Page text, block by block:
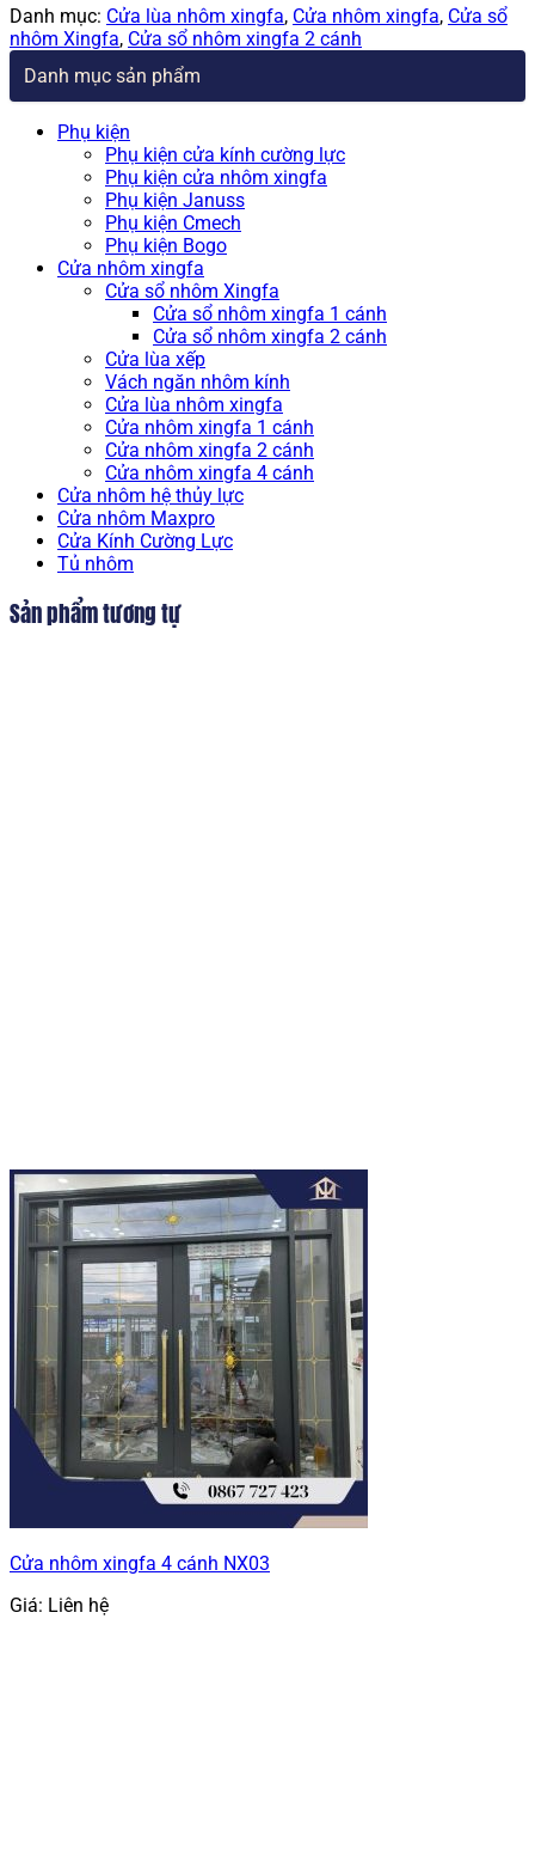
lùa
2
cánh
nhôm
xingfa
Danh mục: Cửa lùa nhôm xingfa, Cửa nhôm xingfa, Cửa sổ
nhôm Xingfa, Cửa sổ nhôm xingfa 2 cánh
Danh mục sản phẩm
Phụ kiện
Phụ kiện cửa kính cường lực
Phụ kiện cửa nhôm xingfa
Phụ kiện Januss
Phụ kiện Cmech
Phụ kiện Bogo
Cửa nhôm xingfa
Cửa sổ nhôm Xingfa
Cửa sổ nhôm xingfa 1 cánh
Cửa sổ nhôm xingfa 2 cánh
Cửa lùa xếp
Vách ngăn nhôm kính
Cửa lùa nhôm xingfa
Cửa nhôm xingfa 1 cánh
Cửa nhôm xingfa 2 cánh
Cửa nhôm xingfa 4 cánh
Cửa nhôm hệ thủy lực
Cửa nhôm Maxpro
Cửa Kính Cường Lực
Tủ nhôm
Sản phẩm tương tự
Cửa nhôm xingfa 4 cánh NX03
Giá: Liên hệ